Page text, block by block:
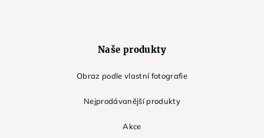
Naše produkty
Obraz podle vlastní fotografie
Nejprodávanější produkty
Akce